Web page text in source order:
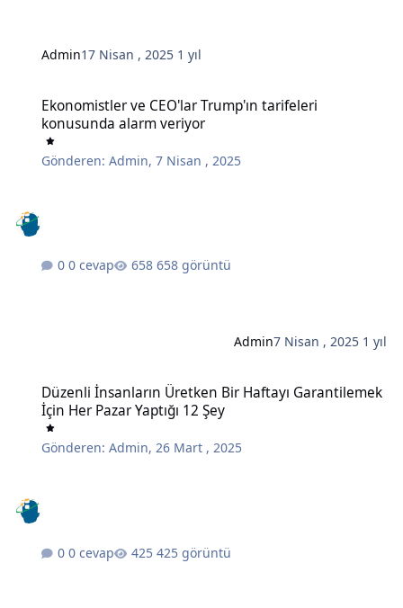
Admin17 Nisan , 2025 1 yıl
Ekonomistler ve CEO'lar Trump'ın tarifeleri
konusunda alarm veriyor
Gönderen:Admin,7 Nisan , 2025
0 cevap 658 görüntü
Admin7 Nisan , 2025 1 yıl
Düzenli İnsanların Üretken Bir Haftayı Garantilemek
İçin Her Pazar Yaptığı 12 Şey
Gönderen:Admin, 26 Mart , 2025
0 cevap 425 görüntü